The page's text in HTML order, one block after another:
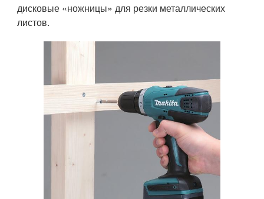
дисковые «ножницы» для резки металлических
листов.